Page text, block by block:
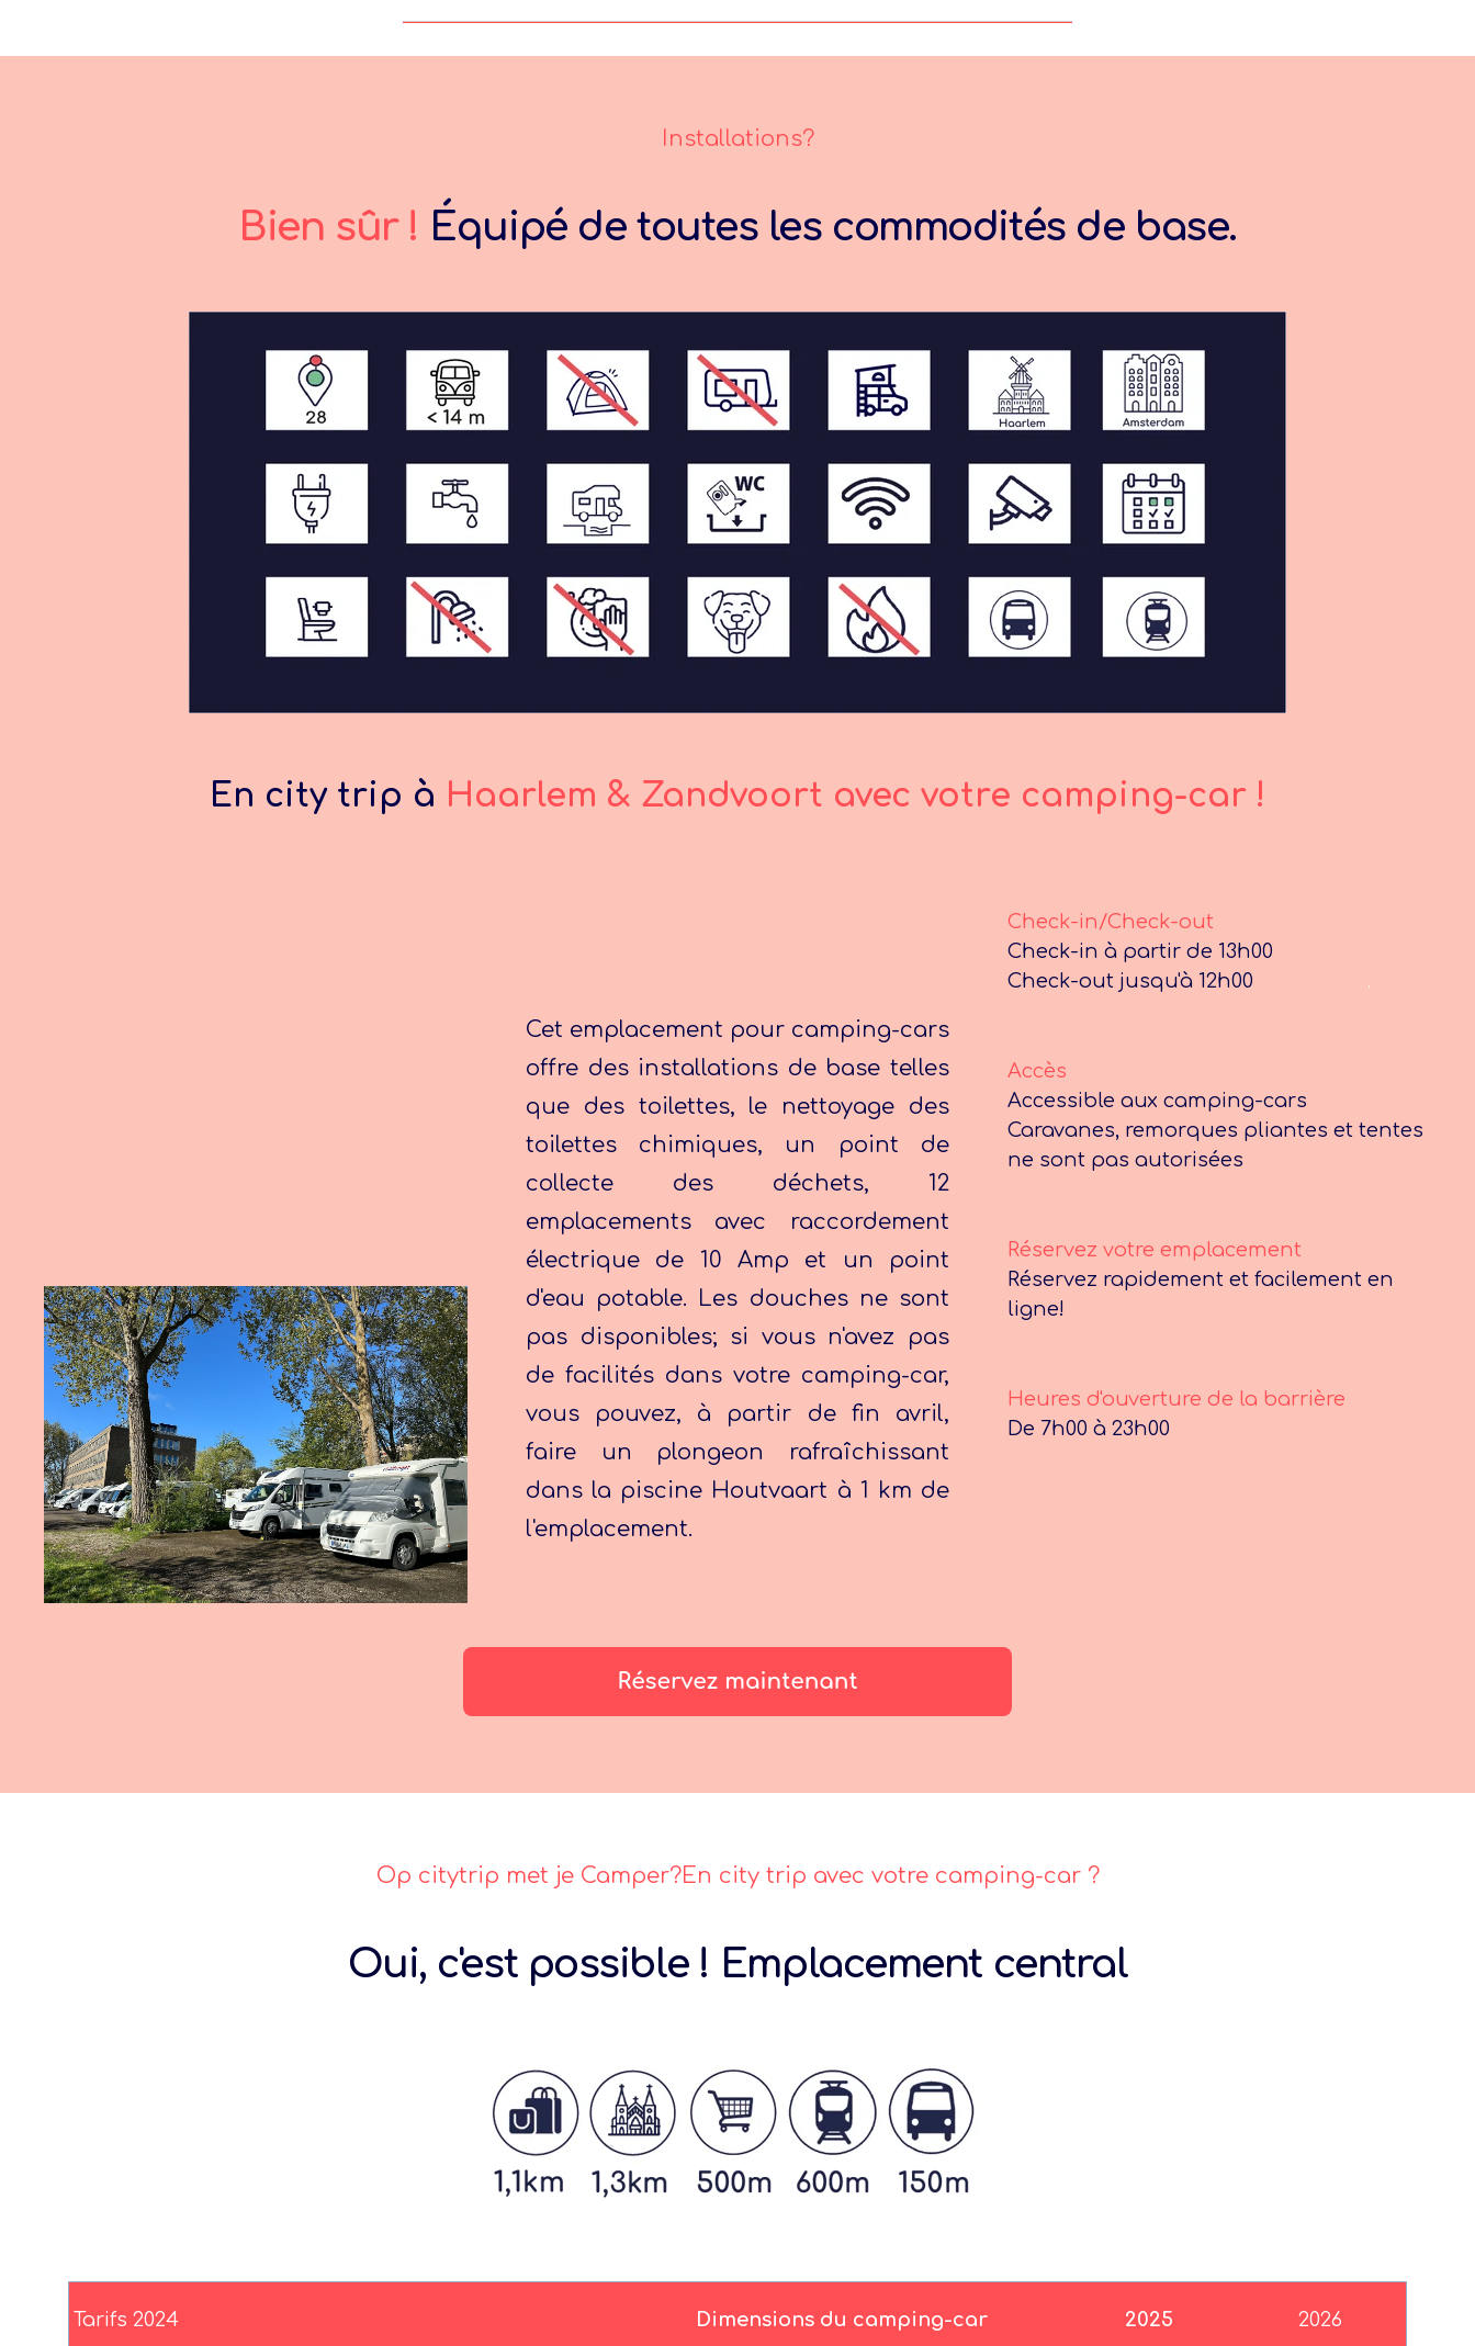
Installations?
Bien sûr ! Équipé de toutes les commodités de base.
En city trip à Haarlem & Zandvoort avec votre camping-car !
Cet emplacement pour camping-cars
offre des installations de base telles
que des toilettes, le nettoyage des
toilettes chimiques, un point de
collecte des déchets, 12
emplacements avec raccordement
électrique de 10 Amp et un point
d'eau potable. Les douches ne sont
pas disponibles; si vous n'avez pas
de facilités dans votre camping-car,
vous pouvez, à partir de fin avril,
faire un plongeon rafraîchissant
dans la piscine Houtvaart à 1 km de
l'emplacement.
Check-in/Check-out
Check-in à partir de 13h00
Check-out jusqu'à 12h00
.
Accès
Accessible aux camping-cars
Caravanes, remorques pliantes et tentes
ne sont pas autorisées
Réservez votre emplacement
Réservez rapidement et facilement en
ligne!
Heures d'ouverture de la barrière
De 7h00 à 23h00
Op citytrip met je Camper?En city trip avec votre camping-car ?
Oui, c'est possible ! Emplacement central
Tarifs 2024 Dimensions du camping-car 2025 2026